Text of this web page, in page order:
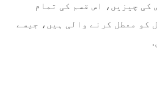
چیزیں، اس قسم کی تمام
کو معطل کرنے والی ہیں، جیسے